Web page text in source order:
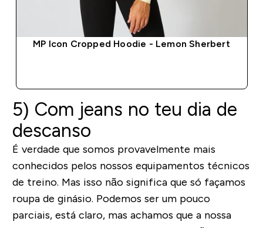
MP Icon Cropped Hoodie - Lemon Sherbert
5) Com jeans no teu dia de
descanso
É verdade que somos provavelmente mais
conhecidos pelos nossos equipamentos técnicos
de treino. Mas isso não significa que só façamos
roupa de ginásio. Podemos ser um pouco
parciais, está claro, mas achamos que a nossa